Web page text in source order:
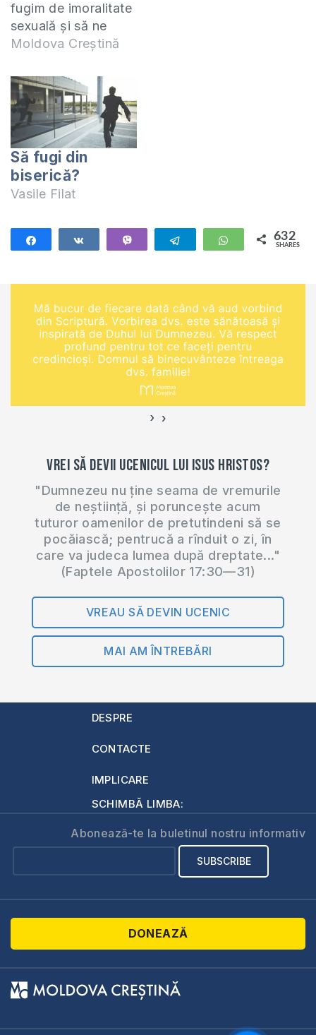
fugim de imoralitate
sexuală și să ne
ducem până la
noastră. Acest video
este o înregistrare la
lecția de studiu
biblic al manualului 1
Tesaloniceni. Te
invit să completezi
lecția și să studiem
împreună cursul "1
în…
Moldova Creștină
Să fugi din
biserică?
Vasile Filat
Telegram WhatsApp
632
SHARES
‹ ›
Vrei să devii ucenicul lui Isus Hristos?
"Dumnezeu nu ține seama de vremurile
de neștiință, și poruncește acum
tuturor oamenilor de pretutindeni să se
pocăiască; pentrucă a rînduit o zi, în
care va judeca lumea după dreptate..."
(Faptele Apostolilor 17:30—31)
VREAU SĂ DEVIN UCENIC
MAI AM ÎNTREBĂRI
DESPRE
CONTACTE
IMPLICARE
SCHIMBĂ LIMBA:
Abonează-te la buletinul nostru informativ
DONEAZĂ